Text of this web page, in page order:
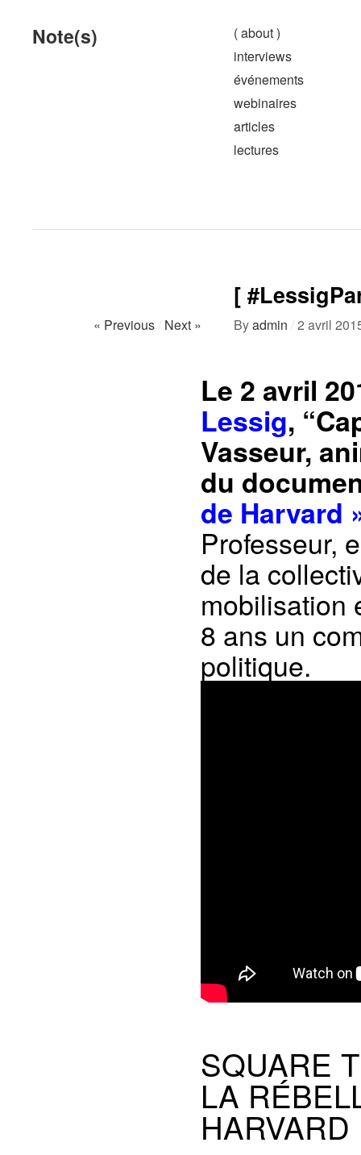
Note(s)
( about )
interviews
événements
webinaires
articles
lectures
[
« Previous/ Next » Byadmin /2 avril
Le 2 avril
Lessig,
Vasseur,
du
de Harvard
Professeur,
de la
mobilisation
8 ans un
politique.
SQUARE
LA
HARVARD